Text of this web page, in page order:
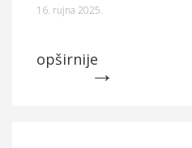
16. rujna 2025.
opširnije